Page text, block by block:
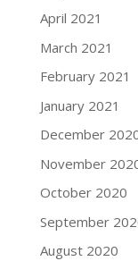
April 2021
March 2021
February 2021
January 2021
December
November
October 2020
September
August 2020